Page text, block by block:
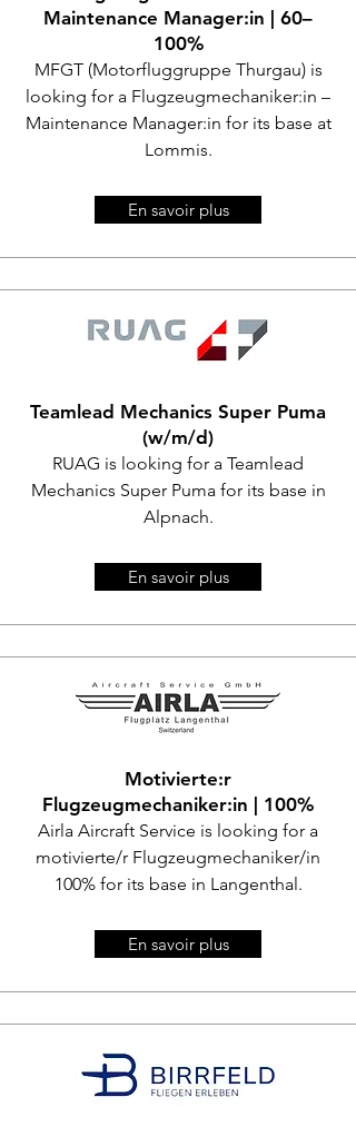
Maintenance Manager:in | 60–
100%
MFGT (Motorfluggruppe Thurgau) is
looking for a Flugzeugmechaniker:in –
Maintenance Manager:in for its base at
Lommis.
En savoir plus
Teamlead Mechanics Super Puma
(w/m/d)
RUAG is looking for a Teamlead
Mechanics Super Puma for its base in
Alpnach.
En savoir plus
Motivierte:r
Flugzeugmechaniker:in | 100%
Airla Aircraft Service is looking for a
motivierte/r Flugzeugmechaniker/in
100% for its base in Langenthal.
En savoir plus